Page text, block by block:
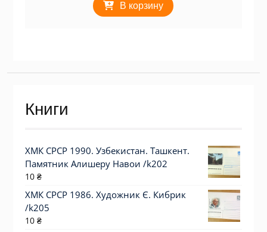
В корзину
Книги
ХМК СРСР 1990. Узбекистан. Ташкент.
Памятник Алишеру Навои /k202
10 ₴
ХМК СРСР 1986. Художник Є. Кибрик
/k205
10 ₴